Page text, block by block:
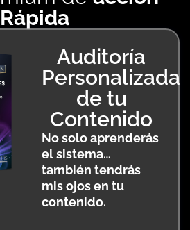
Rápida
Auditoría
Personalizada
de tu
Contenido
No solo aprenderás
el sistema…
también tendrás
mis ojos en tu
contenido.